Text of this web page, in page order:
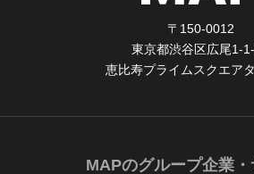
〒150-0012
東京都渋谷区広尾1-
恵比寿プライムスクエア
MAPのグループ企業